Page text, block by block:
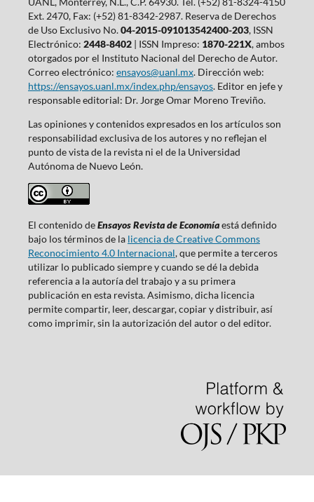
Ext. 2470, Fax: (+52) 81-8342-2987. Reserva de Derechos
de Uso Exclusivo No.04-2015-091013542400-203, ISSN
Electrónico: 2448-8402| ISSN Impreso: 1870-221X, ambos
otorgados por el Instituto Nacional del Derecho de Autor.
Correo electrónico: ensayos@uanl.mx. Dirección web:
https://ensayos.uanl.mx/index.php/ensayos. Editor en jefe y
responsable editorial: Dr. Jorge Omar Moreno Treviño.
Las opiniones y contenidos expresados en los artículos son
responsabilidad exclusiva de los autores y no reflejan el
punto de vista de la revista ni el de la Universidad
Autónoma de Nuevo León.
El contenido deEnsayos Revista de Economíaestá definido
bajo los términos de la licencia de Creative Commons
Reconocimiento 4.0 Internacional, que permite a terceros
utilizar lo publicado siempre y cuando se dé la debida
referencia a la autoría del trabajo y a su primera
publicación en esta revista. Asimismo, dicha licencia
permite compartir, leer, descargar, copiar y distribuir, así
como imprimir, sin la autorización del autor o del editor.